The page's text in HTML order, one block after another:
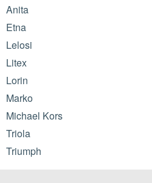
Anita
Etna
Lelosi
Litex
Lorin
Marko
Michael Kors
Triola
Triumph